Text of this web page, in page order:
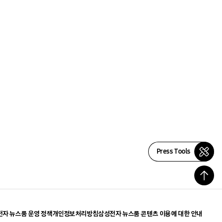
Press Tools
자 뉴스룸 운영 정책개인정보처리방침삼성전자 뉴스룸 콘텐츠 이용에 대한 안내